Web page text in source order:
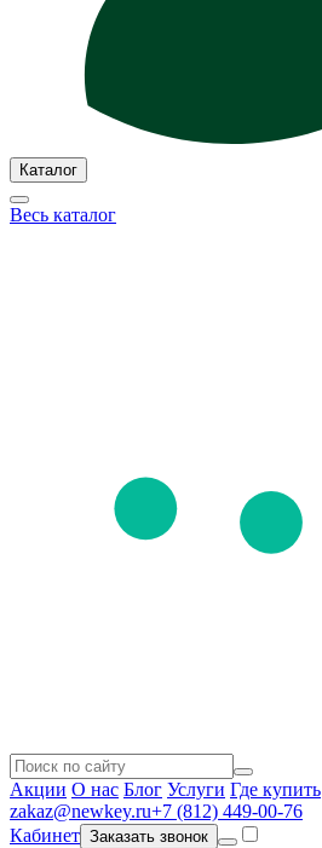
Каталог
Весь каталог
Акции О нас Блог Услуги Где купить
zakaz@newkey.ru+7 (812) 449-00-76
Кабинет Заказать звонок